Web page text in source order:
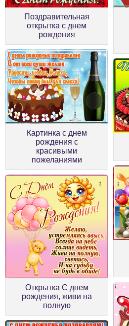
Поздравительная
открытка с днем
рождения
Картинка с днем
рождения с
красивыми
пожеланиями
Открытка С днем
рождения, живи на
полную